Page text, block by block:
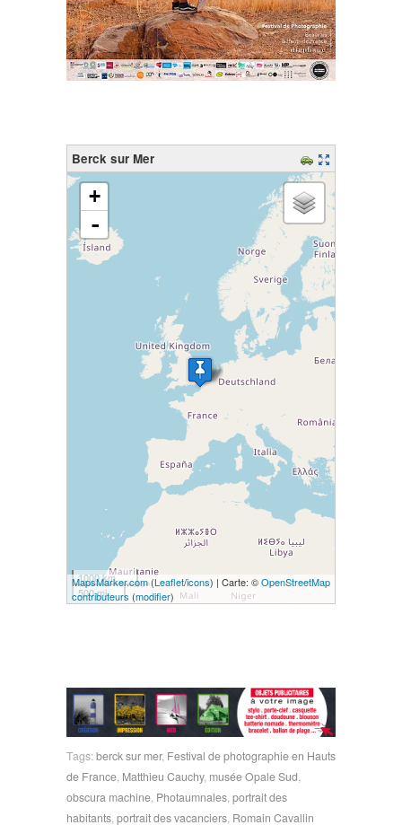
Berck sur Mer
chargement de la carte - veuillez patienter...
+
-
1000 km
500 mi
MapsMarker.com(Leaflet/icons) | Carte: ©OpenStreetMap
contributeurs (modifier)
Tags:berck sur mer, Festival de photographie en Hauts
de France Matthieu Cauchy, musée Opale Sud
obscura machine Photaumnales portrait des
habitants portrait des vacanciers Romain Cavallin